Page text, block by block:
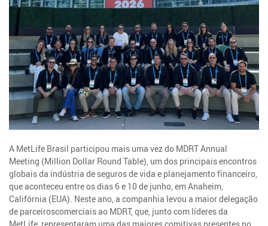
A MetLife Brasil participou mais uma vez do MDRT Annual
Meeting (Million Dollar Round Table), um dos principais encontros
globais da indústria de seguros de vida e planejamento financeiro,
que aconteceu entre os dias 6 e 10 de junho, em Anaheim,
Califórnia (EUA). Neste ano, a companhia levou a maior delegação
de parceiroscomerciais ao MDRT, que, junto com líderes da